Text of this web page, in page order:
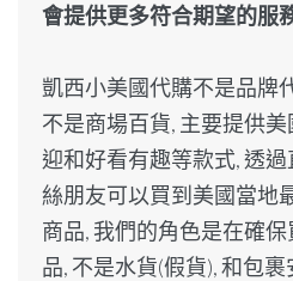
會提供更多符合期望的服
凱西小美國代購不是品牌
不是商場百貨, 主要提供
迎和好看有趣等款式, 透
絲朋友可以買到美國當地
商品, 我們的角色是在確
品, 不是水貨(假貨), 和包